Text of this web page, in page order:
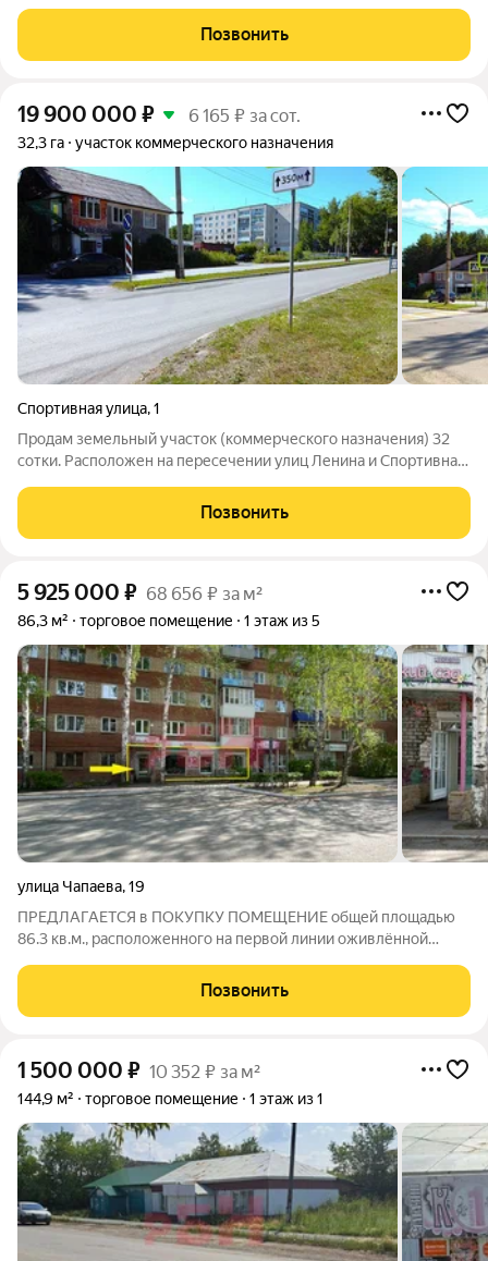
заведено. Так же на устки стоит трансформаторная будка,
выделенная мощность 200 кВт
Позвонить
19 900 000 ₽ 6 165 ₽ за сот.
32,3 га участок коммерческого назначения
Спортивная улица,1
Продам земельный участок (коммерческого назначения) 32
сотки. Расположен на пересечении улиц Ленина и Спортивная.
Центральная - Электричество 100 кВт - Газ подведён По ГПЗУ
пятно застройки без
Позвонить
5 925 000 ₽ 68 656 ₽ за м²
86,3 м² торговое помещение 1 этаж из 5
улица Чапаева,19
ПРЕДЛАГАЕТСЯ в ПОКУПКУ ПОМЕЩЕНИЕ общей площадью
86.3 кв.м., расположенного на первой линии оживлённой
помещения есть арендатор, магазин цветов «Райский сад»; Без
комиссии для ПОКУПАТЕЛЯ -
Позвонить
1 500 000 ₽ 10 352 ₽ за м²
144,9 м² торговое помещение 1 этаж из 1